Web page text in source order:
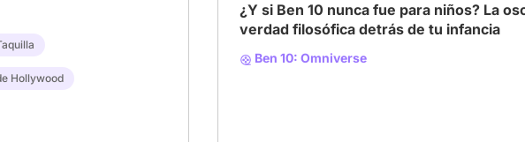
Hollywood
¿Y si Ben 10 nunca fue para niños? La
verdad filosófica detrás de tu infancia
Ben 10: Omniverse